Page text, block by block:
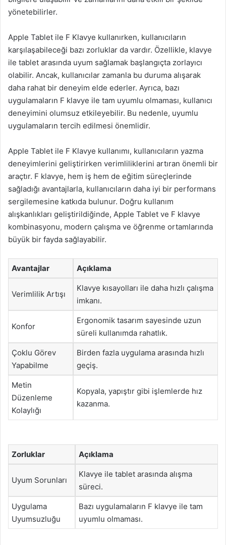
yönetebilirler.
Apple Tablet ile F Klavye kullanırken, kullanıcıların
karşılaşabileceği bazı zorluklar da vardır. Özellikle, klavye
ile tablet arasında uyum sağlamak başlangıçta zorlayıcı
olabilir. Ancak, kullanıcılar zamanla bu duruma alışarak
daha rahat bir deneyim elde ederler. Ayrıca, bazı
uygulamaların F klavye ile tam uyumlu olmaması, kullanıcı
deneyimini olumsuz etkileyebilir. Bu nedenle, uyumlu
uygulamaların tercih edilmesi önemlidir.
Apple Tablet ile F Klavye kullanımı, kullanıcıların yazma
deneyimlerini geliştirirken verimliliklerini artıran önemli bir
araçtır. F klavye, hem iş hem de eğitim süreçlerinde
sağladığı avantajlarla, kullanıcıların daha iyi bir performans
sergilemesine katkıda bulunur. Doğru kullanım
alışkanlıkları geliştirildiğinde, Apple Tablet ve F klavye
kombinasyonu, modern çalışma ve öğrenme ortamlarında
büyük bir fayda sağlayabilir.
Avantajlar Açıklama
Verimlilik Artışı
Klavye kısayolları ile daha hızlı çalışma
imkanı.
Konfor
Ergonomik tasarım sayesinde uzun
süreli kullanımda rahatlık.
Çoklu Görev
Yapabilme
Birden fazla uygulama arasında hızlı
geçiş.
Metin
Düzenleme
Kolaylığı
Kopyala, yapıştır gibi işlemlerde hız
kazanma.
Zorluklar Açıklama
Uyum Sorunları
Klavye ile tablet arasında alışma
süreci.
Uygulama
Uyumsuzluğu
Bazı uygulamaların F klavye ile tam
uyumlu olmaması.